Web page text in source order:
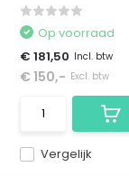
Vergelijk
Op voorraad
€ 181,50 Incl. btw
€ 150,- Excl. btw